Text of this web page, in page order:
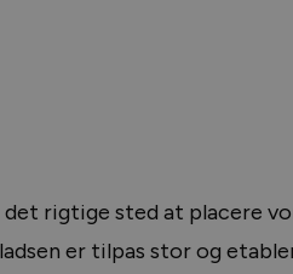
rigtige sted at placere
er tilpas stor og